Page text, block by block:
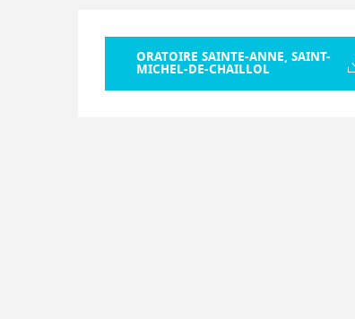
ORATOIRE SAINTE-ANNE, SAINT-
MICHEL-DE-CHAILLOL